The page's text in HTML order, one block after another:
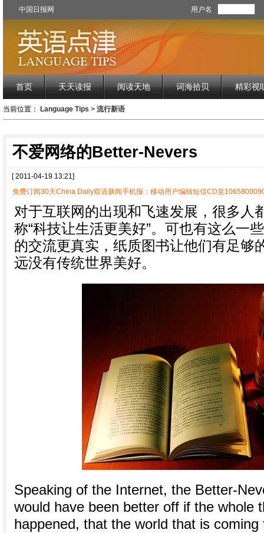
中国日报网 用户名
首页 天天读报 阅读天地 词海拾贝 精彩视
当前位置： Language Tips > 流行新语
不爱网络的Better-Nevers
[ 2011-04-19 13:21]
免费订阅30天China Daily双语新闻手机报：移动用户编辑短信CD至
对于互联网的出现和飞速发展，很多人
称“科技让生活更美好”。可也有这么一
的交流更真实，纸质图书让他们有足够
远没有传统世界美好。
Speaking of the Internet, the Better-
would have been better off if the whole
happened, that the world that is